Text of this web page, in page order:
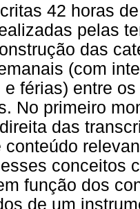
42 horas
pelas
das
(com
férias) entre
No primeiro
das
conteúdo
conceitos
função dos
de um